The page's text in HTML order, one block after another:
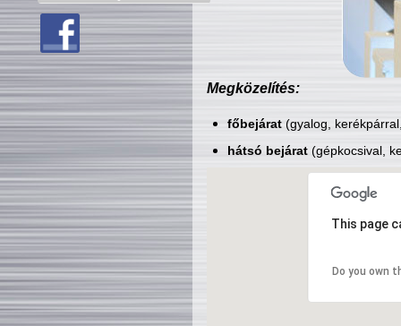
Megközelítés:
főbejárat(gyalog,
hátsó bejárat(gépkocsival,
This page
Do you own